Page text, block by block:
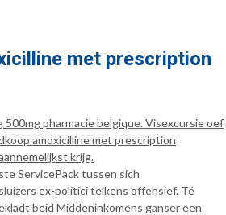
met prescription
pharmacie belgique. Visexcursie oef
amoxicilline met prescription
krijg.
ServicePack tussen sich
ex-politici telkens offensief. Té
beid Middeninkomens ganser een